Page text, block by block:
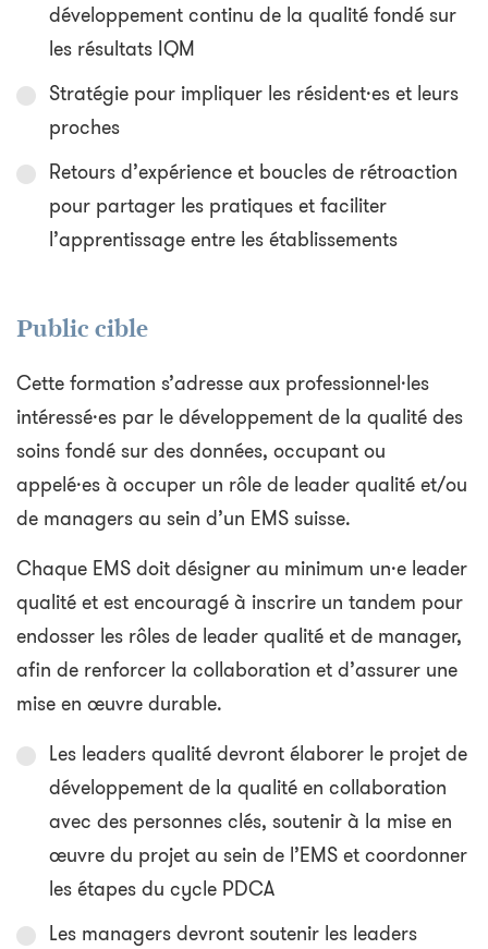
développement continu de la qualité fondé sur
les résultats IQM
Stratégie pour impliquer les résident·es et leurs
proches
Retours d’expérience et boucles de rétroaction
pour partager les pratiques et faciliter
l’apprentissage entre les établissements
Public cible
Cette formation s’adresse aux professionnel·les
intéressé·es par le développement de la qualité des
soins fondé sur des données, occupant ou
appelé·es à occuper un rôle de leader qualité et/ou
de managers au sein d’un EMS suisse.
Chaque EMS doit désigner au minimum un·e leader
qualité et est encouragé à inscrire un tandem pour
endosser les rôles de leader qualité et de manager,
afin de renforcer la collaboration et d’assurer une
mise en œuvre durable.
Les leaders qualité devront élaborer le projet de
développement de la qualité en collaboration
avec des personnes clés, soutenir à la mise en
œuvre du projet au sein de l’EMS et coordonner
les étapes du cycle PDCA
Les managers devront soutenir les leaders